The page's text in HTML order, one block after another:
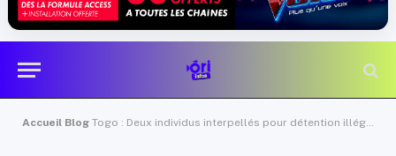
Accueil Blog Togo : Deux individus interpellés pour détention illégale d’armes et d’effets militaires